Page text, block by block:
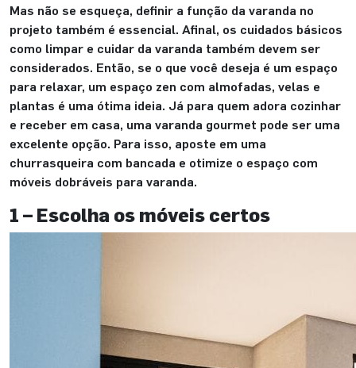
Mas não se esqueça, definir a função da varanda no
projeto também é essencial. Afinal, os cuidados básicos
como limpar e cuidar da varanda também devem ser
considerados. Então, se o que você deseja é um espaço
para relaxar, um espaço zen com almofadas, velas e
plantas é uma ótima ideia. Já para quem adora cozinhar
e receber em casa, uma varanda gourmet pode ser uma
excelente opção. Para isso, aposte em uma
churrasqueira com bancada e otimize o espaço com
móveis dobráveis para varanda.
1 – Escolha os móveis certos